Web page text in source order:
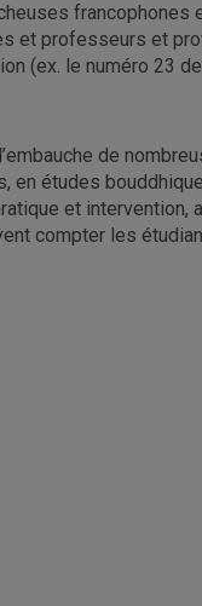
francophones
et professeurs et
(ex. le numéro 23
de
en études
et intervention,
compter les